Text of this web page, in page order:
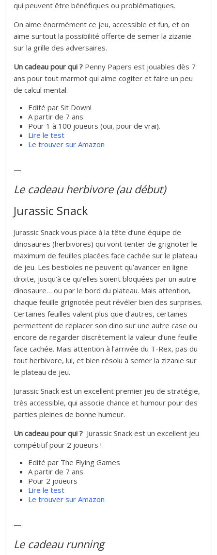
qui peuvent être bénéfiques ou problématiques.
On aime énormément ce jeu, accessible et fun, et on
aime surtout la possibilité offerte de semer la zizanie
sur la grille des adversaires.
Un cadeau pour qui ? Penny Papers est jouables dès 7
ans pour tout marmot qui aime cogiter et faire un peu
de calcul mental.
Edité par Sit Down!
A partir de 7 ans
Pour 1 à 100 joueurs (oui, pour de vrai).
Lire le test
Le trouver sur Amazon
—
Le cadeau herbivore (au début)
Jurassic Snack
Jurassic Snack vous place à la tête d’une équipe de
dinosaures (herbivores) qui vont tenter de grignoter le
maximum de feuilles placées face cachée sur le plateau
de jeu. Les bestioles ne peuvent qu’avancer en ligne
droite, jusqu’à ce qu’elles soient bloquées par un autre
dinosaure… ou par le bord du plateau. Mais attention,
chaque feuille grignotée peut révéler bien des surprises.
Certaines feuilles valent plus que d’autres, certaines
permettent de replacer son dino sur une autre case ou
encore de regarder discrètement la valeur d’une feuille
face cachée. Mais attention à l’arrivée du T-Rex, pas du
tout herbivore, lui, et bien résolu à semer la zizanie sur
le plateau de jeu.
Jurassic Snack est un excellent premier jeu de stratégie,
très accessible, qui associe chance et humour pour des
parties pleines de bonne humeur.
Un cadeau pour qui ? Jurassic Snack est un excellent jeu
compétitif pour 2 joueurs !
Edité par The Flying Games
A partir de 7 ans
Pour 2 joueurs
Lire le test
Le trouver sur Amazon
—
Le cadeau running